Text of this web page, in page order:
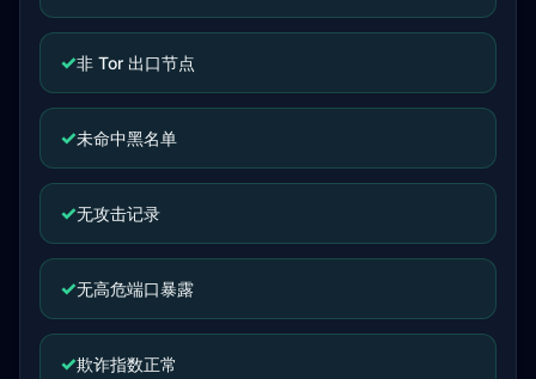
✓非 Tor 出口节点
✓未命中黑名单
✓无攻击记录
✓无高危端口暴露
✓欺诈指数正常